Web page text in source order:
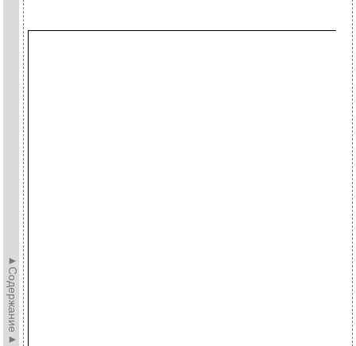
►Содержание►